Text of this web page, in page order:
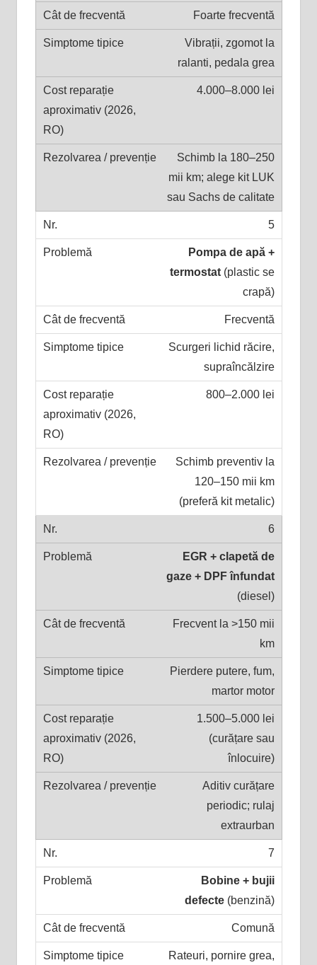
Foarte frecventă
Vibrații, zgomot la
ralanti, pedala grea
4.000–8.000 lei
Schimb la 180–250
mii km; alege kit LUK
sau Sachs de calitate
5
Pompa de apă +
termostat(plastic se
crapă)
Frecventă
Scurgeri lichid răcire,
supraîncălzire
800–2.000 lei
Schimb preventiv la
120–150 mii km
(preferă kit metalic)
6
EGR + clapetă de
gaze + DPF înfundat
(diesel)
Frecvent la >150 mii
km
Pierdere putere, fum,
martor motor
1.500–5.000 lei
(curățare sau
înlocuire)
Aditiv curățare
periodic; rulaj
extraurban
7
Bobine + bujii
defecte(benzină)
Comună
Rateuri, pornire grea,